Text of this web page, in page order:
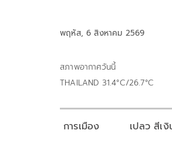
พฤหัส, 6 สิงหาคม 2569
สภาพอากาศวันนี้
THAILAND 31.4°C/26.7°C
การเมือง เปลว สีเงิ